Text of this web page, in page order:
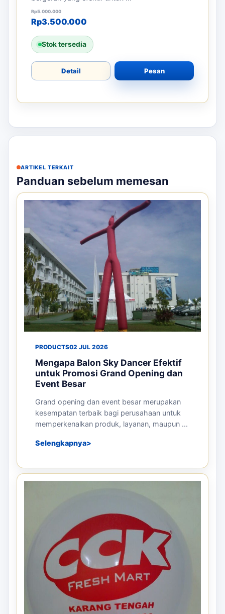
Rp5.000.000
Harga aslinya adalah: Rp5.000.000.
Rp3.500.000
Harga saat ini adalah: Rp3.500.000.
Stok tersedia
Detail Pesan
ARTIKEL TERKAIT
Panduan sebelum memesan
PRODUCTS02 JUL 2026
Mengapa Balon Sky Dancer Efektif
untuk Promosi Grand Opening dan
Event Besar
Grand opening dan event besar merupakan
kesempatan terbaik bagi perusahaan untuk
memperkenalkan produk, layanan, maupun ...
Selengkapnya